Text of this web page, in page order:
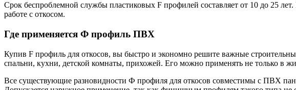
Срок беспроблемной службы пластиковых F профилей составляет от 10 до 25
работе с откосом.
Где применяется Ф профиль ПВХ
Купив F профиль для откосов, вы быстро и экономно решите важные
спальни, кухни, детской комнаты, прихожей. Его можно применять не только в
Все существующие разновидности Ф профиля для откосов совместимы с ПВХ